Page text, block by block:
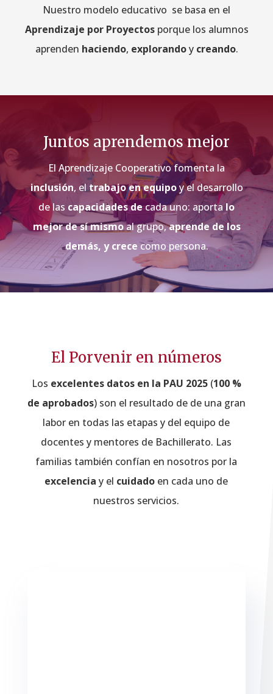
Nuestro modelo educativo se basa en el
Aprendizaje por Proyectosporque los alumnos
aprenden haciendo, explorandoy creando.
Juntos aprendemos mejor
El Aprendizaje Cooperativo fomenta la
inclusión, eltrabajo en equipoy el desarrollo
de las capacidades decada uno: aportalo
mejor de sí mismoal grupo,aprende de los
demás, y crececomo persona.
El Porvenir en números
Los excelentes datos en la PAU 2025(100 %
de aprobados) son el resultado de de una gran
labor en todas las etapas y del equipo de
docentes y mentores de Bachillerato. Las
familias también confían en nosotros por la
excelencia y el cuidado en cada uno de
nuestros servicios.